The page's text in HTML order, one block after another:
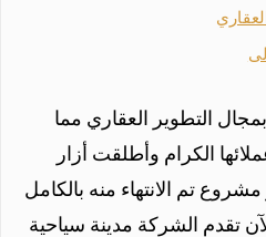
التطوير العقاري مما
الكرام وأطلقت أزار
تم الانتهاء منه بالكامل
تقدم الشركة مدينة سياحية